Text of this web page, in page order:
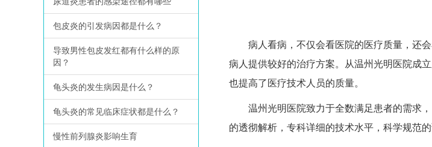
包皮炎的引发病因都是什么？
导致男性包皮发红都有什么样的原
因？
龟头炎的发生病因是什么？
龟头炎的常见临床症状都是什么？
慢性前列腺炎影响生育
病人看病，不仅会看医院的医疗质量，还会
病人提供较好的治疗方案。从温州光明医院成
也提高了医疗技术人员的质量。
温州光明医院致力于全数满足患者的需求，
的透彻解析，专科详细的技术水平，科学规范